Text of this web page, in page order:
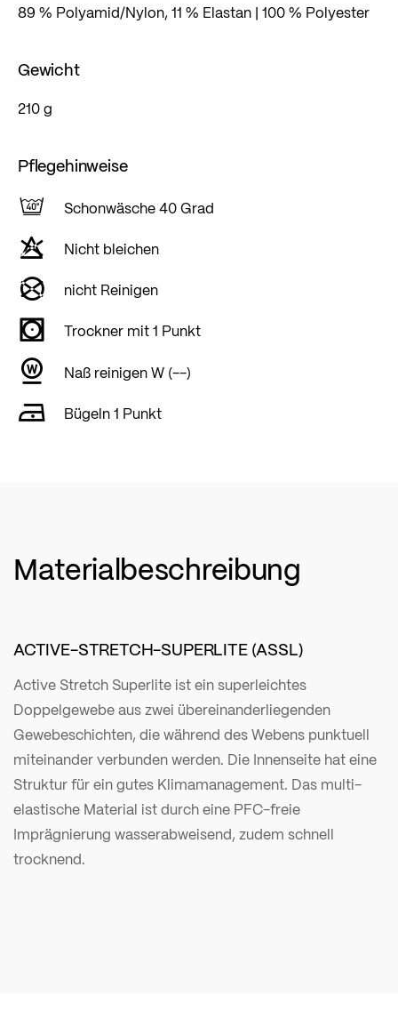
89 % Polyamid/Nylon, 11 % Elastan | 100 % Polyester
Gewicht
210 g
Pflegehinweise
Schonwäsche 40 Grad
Nicht bleichen
nicht Reinigen
Trockner mit 1 Punkt
Naß reinigen W (--)
Bügeln 1 Punkt
Materialbeschreibung
ACTIVE-STRETCH-SUPERLITE (ASSL)
Active Stretch Superlite ist ein superleichtes
Doppelgewebe aus zwei übereinanderliegenden
Gewebeschichten, die während des Webens punktuell
miteinander verbunden werden. Die Innenseite hat eine
Struktur für ein gutes Klimamanagement. Das multi-
elastische Material ist durch eine PFC-freie
Imprägnierung wasserabweisend, zudem schnell
trocknend.